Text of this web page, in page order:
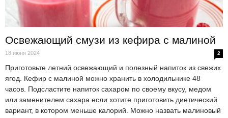
Освежающий смузи из кефира с малиной
18 июня 2024 2
Приготовьте летний освежающий и полезный напиток из свежих
ягод. Кефир с малиной можно хранить в холодильнике 48
часов. Подсластите напиток сахаром по своему вкусу, медом
или заменителем сахара если хотите приготовить диетический
вариант, в котором меньше калорий. Можно назвать малиновый